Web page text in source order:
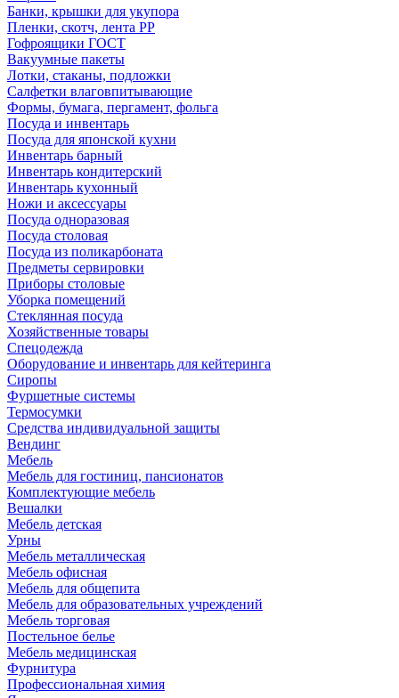
Банки, крышки для укупора
Пленки, скотч, лента РР
Гофроящики ГОСТ
Вакуумные пакеты
Лотки, стаканы, подложки
Салфетки влаговпитывающие
Формы, бумага, пергамент, фольга
Посуда и инвентарь
Посуда для японской кухни
Инвентарь барный
Инвентарь кондитерский
Инвентарь кухонный
Ножи и аксессуары
Посуда одноразовая
Посуда столовая
Посуда из поликарбоната
Предметы сервировки
Приборы столовые
Уборка помещений
Стеклянная посуда
Хозяйственные товары
Спецодежда
Оборудование и инвентарь для кейтеринга
Сиропы
Фуршетные системы
Термосумки
Средства индивидуальной защиты
Вендинг
Мебель
Мебель для гостиниц, пансионатов
Комплектующие мебель
Вешалки
Мебель детская
Урны
Мебель металлическая
Мебель офисная
Мебель для общепита
Мебель для образовательных учреждений
Мебель торговая
Постельное белье
Мебель медицинская
Фурнитура
Профессиональная химия